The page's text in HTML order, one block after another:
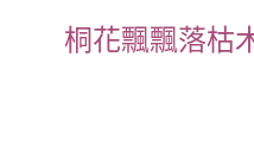
桐花飄飄落枯木